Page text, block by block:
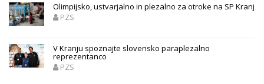
Olimpijsko, ustvarjalno in plezalno za otroke na SP Kranj
PZS
V Kranju spoznajte slovensko paraplezalno
reprezentanco
PZS